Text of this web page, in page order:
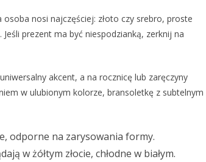
nosi najczęściej: złoto czy srebro, proste
prezent ma być niespodzianką, zerknij na
akcent, a na rocznicę lub zaręczyny
w ulubionym kolorze, bransoletkę z subtelnym
odporne na zarysowania formy.
w żółtym złocie, chłodne w białym.